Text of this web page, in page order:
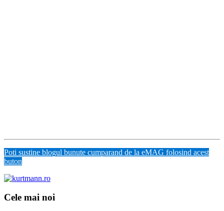
Poti sustine blogul bunute cumparand de la eMAG folosind acest
buton
Cele mai noi